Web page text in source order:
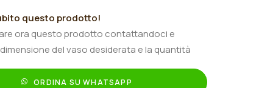
questo prodotto!
ora questo prodotto contattandoci e
del vaso desiderata e la quantità
ORDINA SU WHATSAPP